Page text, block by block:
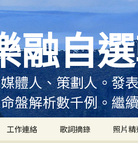
融自
體人、策劃人。發
盤解析數千例。繼
工作連絡 歌詞摘錄 照片精